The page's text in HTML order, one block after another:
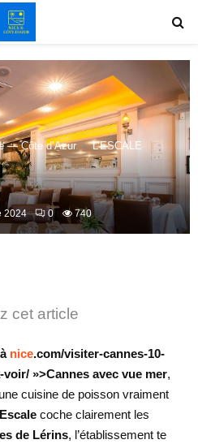
— Côte d’Azur L’ESCALE
2024 0 740
cet article
nice.com/visiter-cannes-10-
»>Cannes avec vue mer,
cuisine de poisson vraiment
coche clairement les
de Lérins, l’établissement te